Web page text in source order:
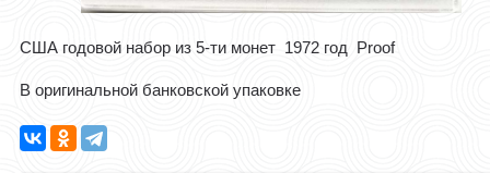
США годовой набор из 5-ти монет 1972 год Proof
В оригинальной банковской упаковке